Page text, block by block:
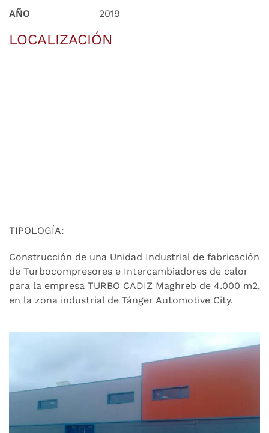
AÑO 2019
LOCALIZACIÓN
TIPOLOGÍA:
Construcción de una Unidad Industrial de fabricación
de Turbocompresores e Intercambiadores de calor
para la empresa TURBO CADIZ Maghreb de 4.000 m2,
en la zona industrial de Tánger Automotive City.
Ver